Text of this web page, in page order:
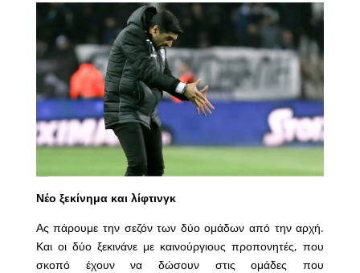
Νέο ξεκίνημα και λίφτινγκ
Ας πάρουμε την σεζόν των δύο ομάδων από την αρχή.
Και οι δύο ξεκινάνε με καινούργιους προπονητές, που
σκοπό έχουν να δώσουν στις ομάδες που